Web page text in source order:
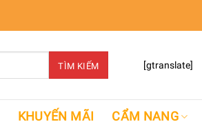
TÌM KIẾM [gtranslate]
KHUYẾN MÃI CẨM NANG